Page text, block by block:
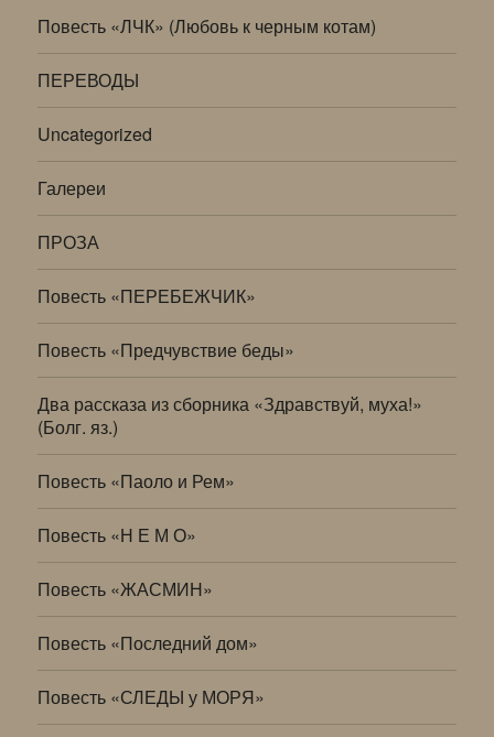
Повесть «ЛЧК» (Любовь к черным котам)
ПЕРЕВОДЫ
Uncategorized
Галереи
ПРОЗА
Повесть «ПЕРЕБЕЖЧИК»
Повесть «Предчувствие беды»
Два рассказа из сборника «Здравствуй, муха!»
(Болг. яз.)
Повесть «Паоло и Рем»
Повесть «Н Е М О»
Повесть «ЖАСМИН»
Повесть «Последний дом»
Повесть «СЛЕДЫ у МОРЯ»